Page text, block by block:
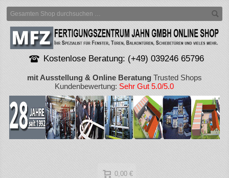
Kostenlose Beratung: (+49) 039246 65796
mit Ausstellung & Online BeratungTrusted Shops
Kundenbewertung:Sehr Gut 5.0/5.0
0,00 €